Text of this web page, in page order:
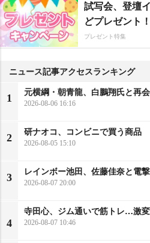
試写会、登壇
どプレゼント！
プレゼント特集
ニュース記事アクセスランキング
1
元横綱・朝青龍、白鵬翔氏と再
2026-08-06 16:16
2
研ナオコ、コンビニで買う商品
2026-08-05 15:10
3
レインボー池田、佐藤佳奈と電
2026-08-07 20:00
4
寺田心、ジム通いで筋トレ…激変
2026-08-07 10:46